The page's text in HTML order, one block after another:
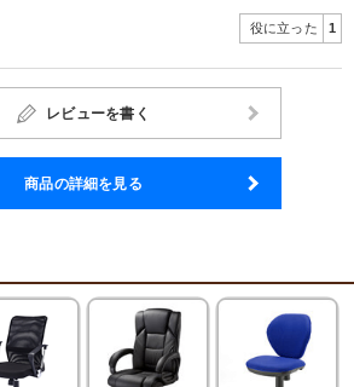
役に立った 1
レビューを書く
商品の詳細を見る